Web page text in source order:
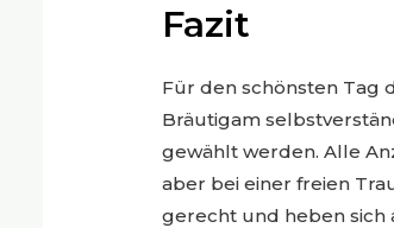
Fazit
Für den schönsten Tag
Bräutigam
gewählt werden. Alle
aber bei einer freien
gerecht und heben sich